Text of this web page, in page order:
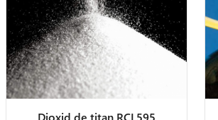
Dioxid de titan RCL595